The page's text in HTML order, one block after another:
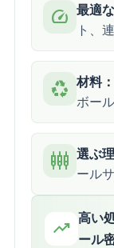
speed 最適
ト、
recycling 材料：
ボー
settings_input_component 選ぶ
ール
trending_up 高い
ール